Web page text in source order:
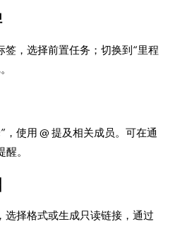
签，选择前置任务；切换到“里程
，使用 @ 提及相关成员。可在通
。
选择格式或生成只读链接，通过